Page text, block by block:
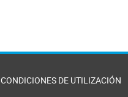
CONDICIONES DE UTILIZACIÓN